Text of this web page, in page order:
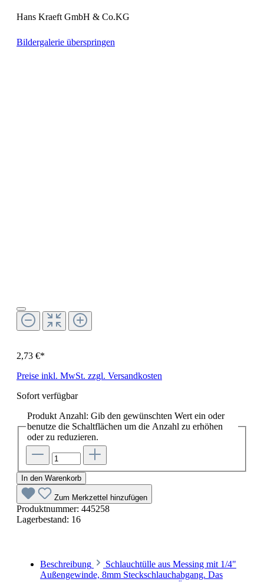
Hans Kraeft GmbH & Co.KG
Bildergalerie überspringen
2,73 €*
Preise inkl. MwSt. zzgl. Versandkosten
Sofort verfügbar
Produkt Anzahl: Gib den gewünschten Wert ein oder
benutze die Schaltflächen um die Anzahl zu erhöhen
oder zu reduzieren.
In den Warenkorb
Zum Merkzettel hinzufügen
Produktnummer: 445258
Lagerbestand: 16
Beschreibung
Schlauchtülle aus Messing mit 1/4"
Außengewinde, 8mm Steckschlauchabgang. Das